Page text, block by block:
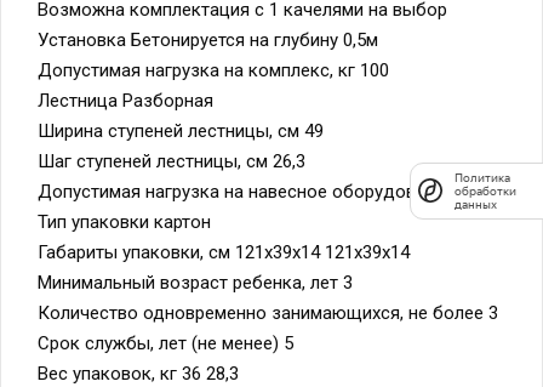
Возможна комплектация с 1 качелями на выбор
Установка Бетонируется на глубину 0,5м
Допустимая нагрузка на комплекс, кг 100
Лестница Разборная
Ширина ступеней лестницы, см 49
Шаг ступеней лестницы, см 26,3
Допустимая нагрузка на навесное оборудование, кг 50
Тип упаковки картон
Габариты упаковки, см 121х39х14 121х39х14
Минимальный возраст ребенка, лет 3
Количество одновременно занимающихся, не более 3
Срок службы, лет (не менее) 5
Вес упаковок, кг 36 28,3
Политика
обработки
данных